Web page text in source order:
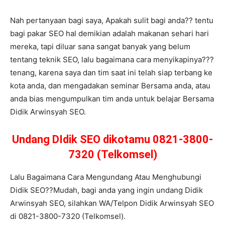
Nah pertanyaan bagi saya, Apakah sulit bagi anda?? tentu
bagi pakar SEO hal demikian adalah makanan sehari hari
mereka, tapi diluar sana sangat banyak yang belum
tentang teknik SEO, lalu bagaimana cara menyikapinya???
tenang, karena saya dan tim saat ini telah siap terbang ke
kota anda, dan mengadakan seminar Bersama anda, atau
anda bias mengumpulkan tim anda untuk belajar Bersama
Didik Arwinsyah SEO.
Undang DIdik SEO dikotamu 0821-3800-
7320 (Telkomsel)
Lalu Bagaimana Cara Mengundang Atau Menghubungi
Didik SEO??Mudah, bagi anda yang ingin undang Didik
Arwinsyah SEO, silahkan WA/Telpon Didik Arwinsyah SEO
di 0821-3800-7320 (Telkomsel).